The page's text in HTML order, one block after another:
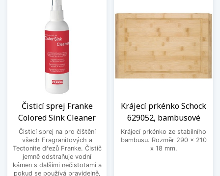
Čisticí sprej Franke
Colored Sink Cleaner
Čisticí sprej na pro čištění
všech Fragranitových a
Tectonite dřezů Franke. Čistič
jemně odstraňuje vodní
kámen s dalšími nečistotami a
pokud se používá pravidelně,
Krájecí prkénko Schock
629052, bambusové
Krájecí prkénko ze stabilního
bambusu. Rozměr 290 x 210
x 18 mm.